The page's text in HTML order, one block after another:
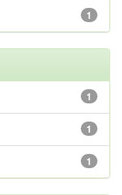
1
1
1
1